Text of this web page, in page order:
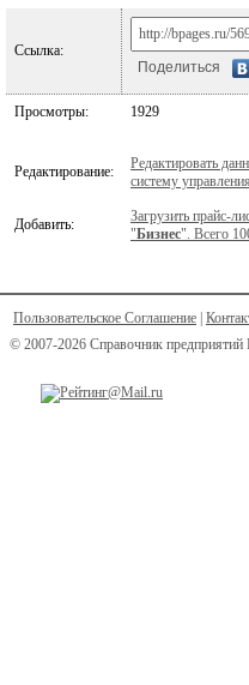
Ссылка:
Поделиться
Просмотры: 1929
Редактирование:
Редактировать
систему
Добавить:
Загрузить прайс-
"Бизнес". Всего
Пользовательское Соглашение
© 2007-2026 Справочник предприятий